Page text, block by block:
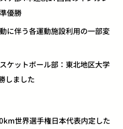
優勝
に伴う各運動施設利用の一部変
ケットボール部：東北地区大学
しました
世界選手権日本代表内定した